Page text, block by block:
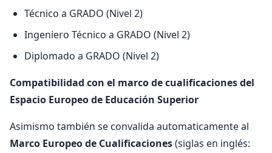
Técnico a GRADO (Nivel 2)
Ingeniero Técnico a GRADO (Nivel 2)
Diplomado a GRADO (Nivel 2)
Compatibilidad con el marco de cualificaciones del
Espacio Europeo de Educación Superior
Asimismo también se convalida automaticamente al
Marco Europeo de Cualificaciones(siglas en inglés: